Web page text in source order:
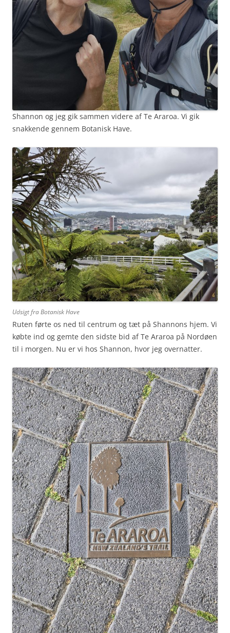
Shannon og jeg gik sammen videre af Te Araroa. Vi gik
snakkende gennem Botanisk Have.
Udsigt fra Botanisk Have
Ruten førte os ned til centrum og tæt på Shannons hjem. Vi
købte ind og gemte den sidste bid af Te Araroa på Nordøen
til i morgen. Nu er vi hos Shannon, hvor jeg overnatter.